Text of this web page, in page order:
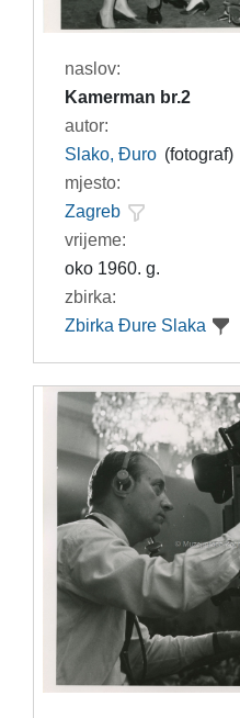
naslov:
Kamerman br.2
autor:
Slako, Đuro (fotograf)
mjesto:
Zagreb
vrijeme:
oko 1960. g.
zbirka:
Zbirka Đure Slaka